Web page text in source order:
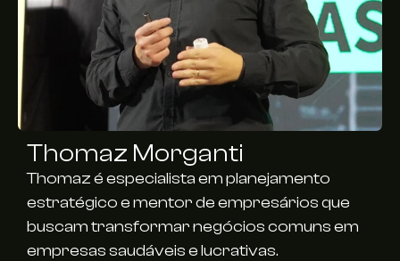
Thomaz Morganti
Thomaz é especialista em planejamento
estratégico e mentor de empresários que
buscam transformar negócios comuns em
empresas saudáveis e lucrativas.